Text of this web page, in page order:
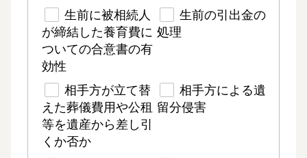
生前に被相続人
が締結した養育費に
ついての合意書の有
効性
生前の引出金の
処理
相手方が立て替
えた葬儀費用や公租
等を遺産から差し引
くか否か
相手方による遺
留分侵害